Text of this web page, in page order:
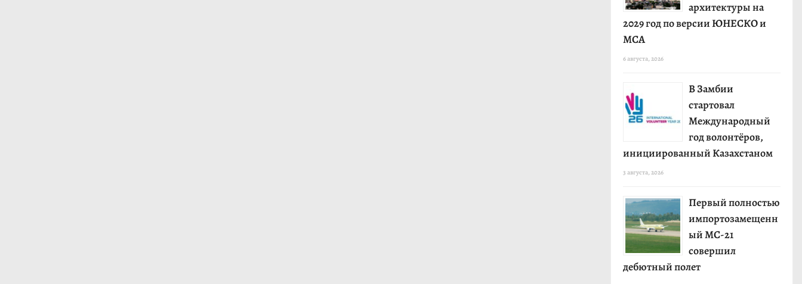
архитектуры на
2029 год по версии ЮНЕСКО и
МСА
6 августа, 2026
В Замбии
стартовал
Международный
год волонтёров,
инициированный Казахстаном
3 августа, 2026
Первый полностью
импортозамещенн
ый МС-21
совершил
дебютный полет